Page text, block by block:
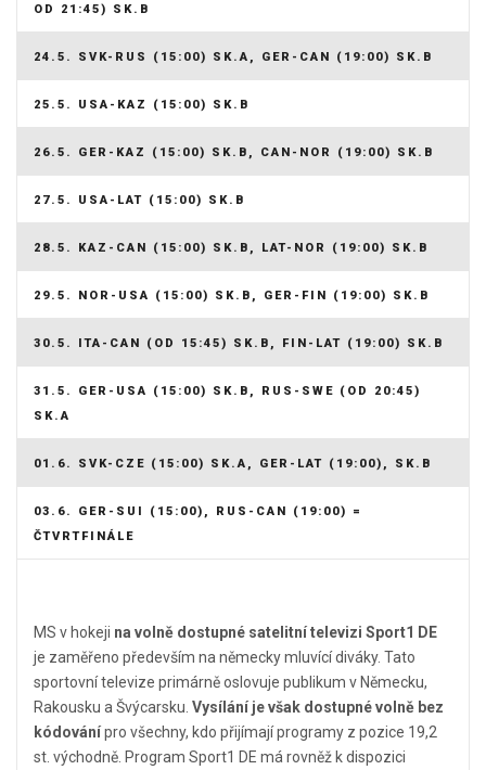
OD 21:45) SK.B
24.5. SVK-RUS (15:00) SK.A, GER-CAN (19:00) SK.B
25.5. USA-KAZ (15:00) SK.B
26.5. GER-KAZ (15:00) SK.B, CAN-NOR (19:00) SK.B
27.5. USA-LAT (15:00) SK.B
28.5. KAZ-CAN (15:00) SK.B, LAT-NOR (19:00) SK.B
29.5. NOR-USA (15:00) SK.B, GER-FIN (19:00) SK.B
30.5. ITA-CAN (OD 15:45) SK.B, FIN-LAT (19:00) SK.B
31.5. GER-USA (15:00) SK.B, RUS-SWE (OD 20:45)
SK.A
01.6. SVK-CZE (15:00) SK.A, GER-LAT (19:00), SK.B
03.6. GER-SUI (15:00), RUS-CAN (19:00) =
ČTVRTFINÁLE
MS v hokeji na volně dostupné satelitní televizi Sport1 DE
je zaměřeno především na německy mluvící diváky. Tato
sportovní televize primárně oslovuje publikum v Německu,
Rakousku a Švýcarsku. Vysílání je však dostupné volně bez
kódovánípro všechny, kdo přijímají programy z pozice 19,2
st. východně. Program Sport1 DE má rovněž k dispozici